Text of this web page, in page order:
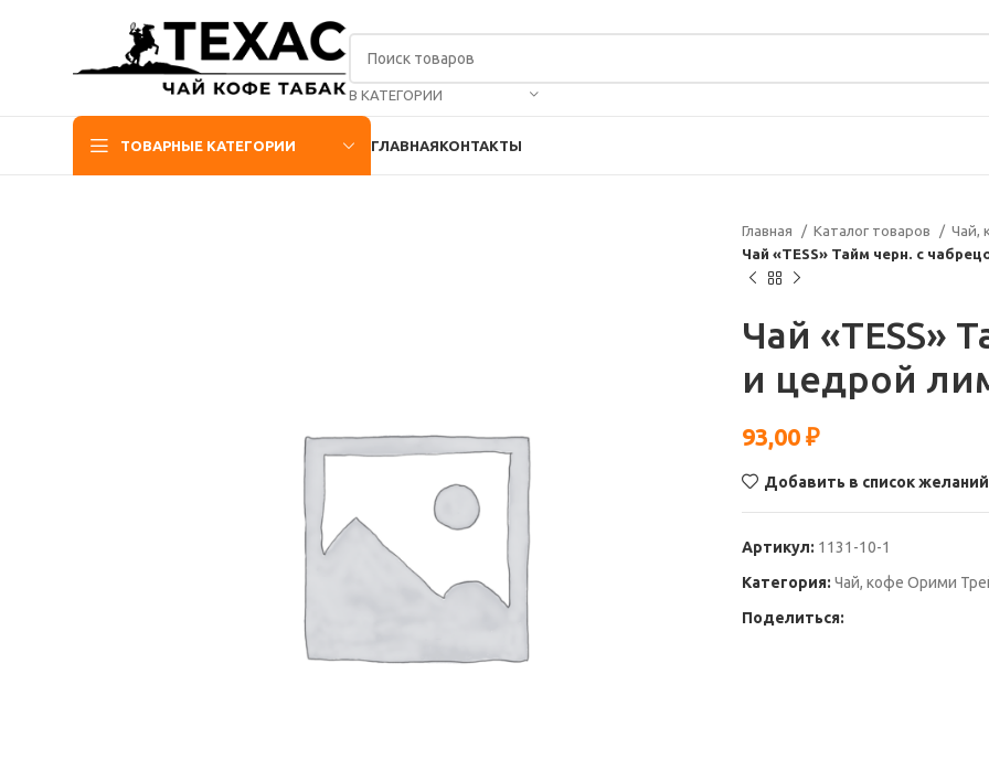
В КАТЕГОРИИ
ТОВАРНЫЕ КАТЕГОРИИ ГЛАВНАЯКОНТАКТЫ
Главная Каталог товаров
Чай,
Чай «TESS» Тайм черн. с
Чай «TESS»
и цедрой
93,00 ₽
Добавить в список желаний
Артикул: 1131-10-1
Категория: Чай, кофе Орими
Поделиться: